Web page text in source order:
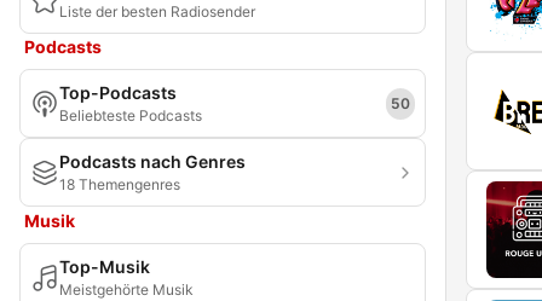
Liste der besten Radiosender
Podcasts
Top-Podcasts
Beliebteste Podcasts
50
Podcasts nach Genres
18 Themengenres
Musik
Top-Musik
Meistgehörte Musik